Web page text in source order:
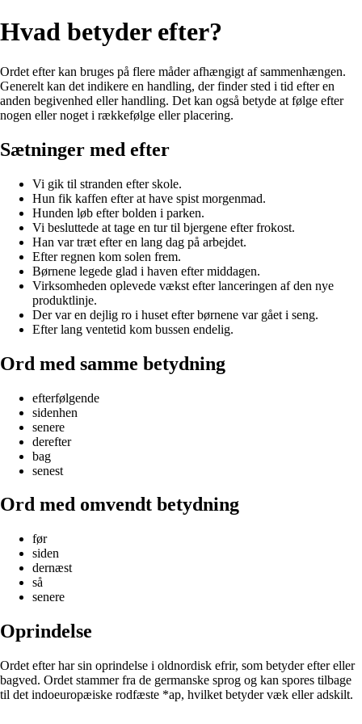
Hvad betyder efter?
Ordet efter kan bruges på flere måder afhængigt af sammenhængen.
Generelt kan det indikere en handling, der finder sted i tid efter en
anden begivenhed eller handling. Det kan også betyde at følge efter
nogen eller noget i rækkefølge eller placering.
Sætninger med efter
Vi gik til stranden efter skole.
Hun fik kaffen efter at have spist morgenmad.
Hunden løb efter bolden i parken.
Vi besluttede at tage en tur til bjergene efter frokost.
Han var træt efter en lang dag på arbejdet.
Efter regnen kom solen frem.
Børnene legede glad i haven efter middagen.
Virksomheden oplevede vækst efter lanceringen af den nye
produktlinje.
Der var en dejlig ro i huset efter børnene var gået i seng.
Efter lang ventetid kom bussen endelig.
Ord med samme betydning
efterfølgende
sidenhen
senere
derefter
bag
senest
Ord med omvendt betydning
før
siden
dernæst
så
senere
Oprindelse
Ordet efter har sin oprindelse i oldnordisk efrir, som betyder efter eller
bagved. Ordet stammer fra de germanske sprog og kan spores tilbage
til det indoeuropæiske rodfæste *ap, hvilket betyder væk eller adskilt.